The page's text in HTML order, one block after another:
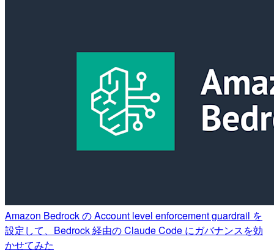
Amazon Bedrock の Account level enforcement guardrail を
設定して、Bedrock 経由の Claude Code にガバナンスを効
かせてみた